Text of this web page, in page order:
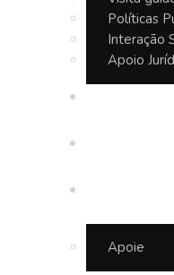
Políticas
Interação
Apoio
Apoie